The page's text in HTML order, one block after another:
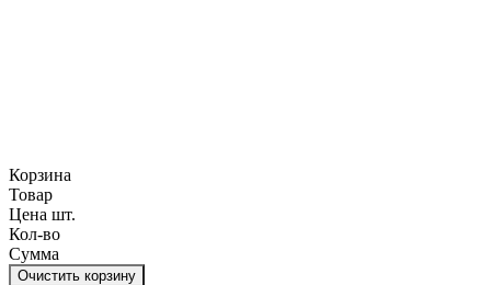
Корзина
Товар
Цена шт.
Кол-во
Сумма
Очистить корзину